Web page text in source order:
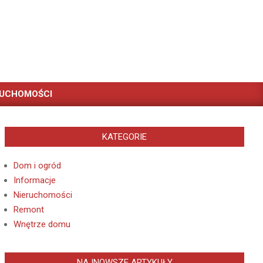
KATEGORIE
Dom i ogród
Informacje
Nieruchomości
Remont
Wnętrze domu